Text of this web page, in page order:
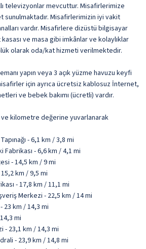
televizyonlar mevcuttur. Misafirlerimize
Misafirlerimizin iyi vakit
vardır. Misafirlere dizüstü bilgisayar
ve masa gibi imkânlar ve kolaylıklar
olarak oda/kat hizmeti verilmektedir.
yapın veya 3 açık yüzme havuzu keyfi
için ayrıca ücretsiz kablosuz İnternet,
ve bebek bakımı (ücretli) vardır.
ve kilometre değerine yuvarlanarak
- 6,1 km / 3,8 mi
- 6,6 km / 4,1 mi
- 14,5 km / 9 mi
km / 9,5 mi
- 17,8 km / 11,1 mi
Merkezi - 22,5 km / 14 mi
23 km / 14,3 mi
mi
- 23,1 km / 14,3 mi
- 23,9 km / 14,8 mi